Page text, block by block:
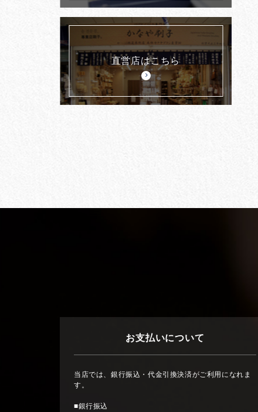
直営店はこちら
お支払いについて
当店では、銀行振込・代金引換決済がご利用になれま
す。
■銀行振込